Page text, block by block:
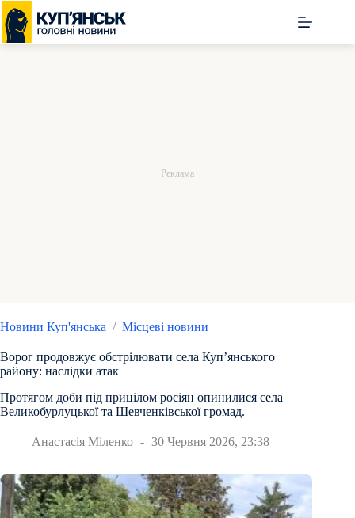
Перейти
до
вмісту
Новини Куп'янська / Місцеві новини
Ворог продовжує обстрілювати села Куп’янського
району: наслідки атак
Протягом доби під прицілом росіян опинилися села
Великобурлуцької та Шевченківської громад.
Анастасія Міленко 30 Червня 2026, 23:38